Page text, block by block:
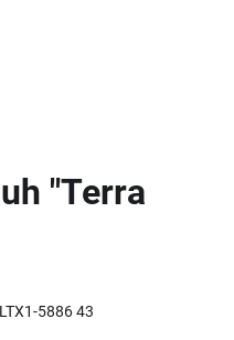
"Terra
5886 43